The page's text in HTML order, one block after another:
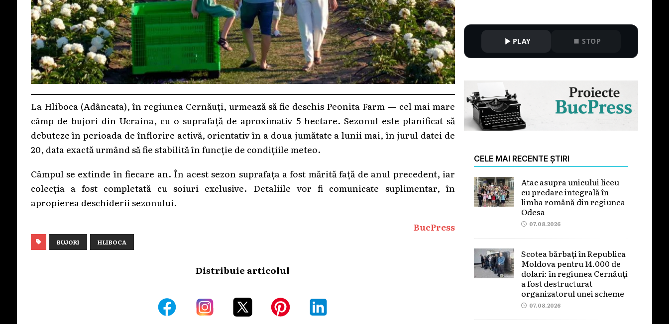
La Hliboca (Adâncata), în regiunea Cernăuți, urmează să fie deschis Peonita Farm — cel mai mare
câmp de bujori din Ucraina, cu o suprafață de aproximativ 5 hectare. Sezonul este planificat să
debuteze în perioada de înflorire activă, orientativ în a doua jumătate a lunii mai, în jurul datei de
20, data exactă urmând să fie stabilită în funcție de condițiile meteo.
Câmpul se extinde în fiecare an. În acest sezon suprafața a fost mărită față de anul precedent, iar
colecția a fost completată cu soiuri exclusive. Detaliile vor fi comunicate suplimentar, în
apropierea deschiderii sezonului.
BucPress
BUJORI HLIBOCA
Distribuie articolul
PLAY STOP
CELE MAI RECENTE ȘTIRI
Atac asupra unicului liceu
cu predare integrală în
limba română din regiunea
Odesa
07.08.2026
Scotea bărbați în Republica
Moldova pentru 14.000 de
dolari: în regiunea Cernăuți
a fost destructurat
organizatorul unei scheme
07.08.2026